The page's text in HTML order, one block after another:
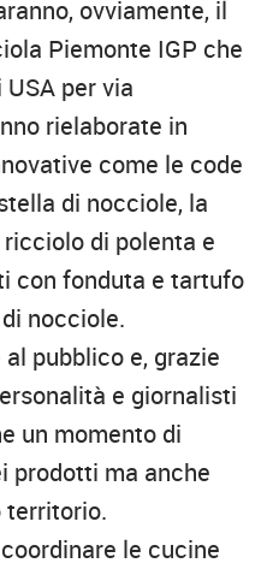
ovviamente, il
Piemonte IGP che
per via
rielaborate in
come le code
di nocciole, la
di polenta e
con fonduta e tartufo
nocciole.
pubblico e, grazie
e giornalisti
un momento di
prodotti ma anche
territorio.
le cucine